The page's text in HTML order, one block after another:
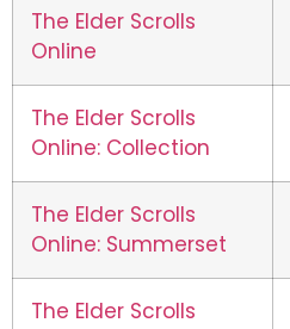
The Elder Scrolls
Online
The Elder Scrolls
Online: Collection
The Elder Scrolls
Online: Summerset
The Elder Scrolls